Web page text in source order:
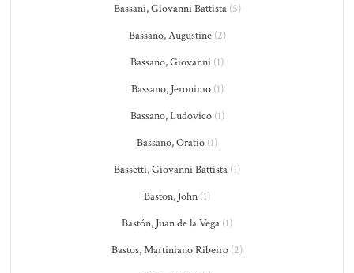
Bassani, Giovanni Battista(5)
Bassano, Augustine(2)
Bassano, Giovanni (1)
Bassano, Jeronimo(1)
Bassano, Ludovico(1)
Bassano, Oratio (1)
Bassetti, Giovanni Battista (1)
Baston, John (1)
Bastón, Juan de la Vega (1)
Bastos, Martiniano Ribeiro (2)